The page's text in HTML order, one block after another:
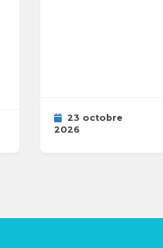
23 octobre
2026